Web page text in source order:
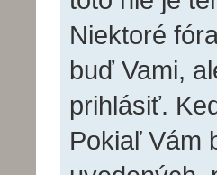
Niektoré
buď Vami,
prihlásiť.
Pokiaľ Vám